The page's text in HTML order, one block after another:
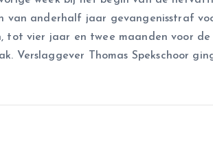
van anderhalf jaar gevangenisstraf
tot vier jaar en twee maanden voor de
Verslaggever Thomas Spekschoor